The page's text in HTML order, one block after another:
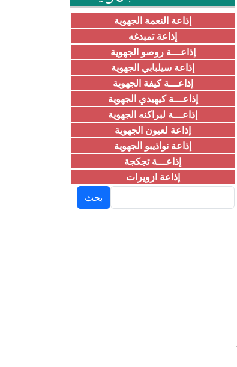
إذاعة النعمة الجهوية
إذاعة تمبدغه
إذاعـــة روصو الجهوية
إذاعة سيلبابي الجهوية
إذاعـــة كيفة الجهوية
إذاعـــة كيهيدي الجهوية
إذاعـــة لبراكنه الجهوية
إذاعة لعيون الجهوية
إذاعة نواذيبو الجهوية
إذاعـــة تجكجة
إذاعة ازويرات